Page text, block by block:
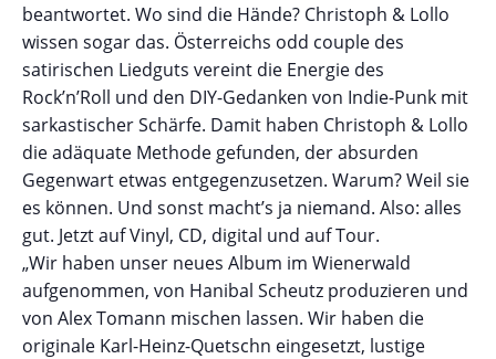
beantwortet. Wo sind die Hände? Christoph & Lollo
wissen sogar das. Österreichs odd couple des
satirischen Liedguts vereint die Energie des
Rock’n’Roll und den DIY-Gedanken von Indie-Punk mit
sarkastischer Schärfe. Damit haben Christoph & Lollo
die adäquate Methode gefunden, der absurden
Gegenwart etwas entgegenzusetzen. Warum? Weil sie
es können. Und sonst macht’s ja niemand. Also: alles
gut. Jetzt auf Vinyl, CD, digital und auf Tour.
„Wir haben unser neues Album im Wienerwald
aufgenommen, von Hanibal Scheutz produzieren und
von Alex Tomann mischen lassen. Wir haben die
originale Karl-Heinz-Quetschn eingesetzt, lustige